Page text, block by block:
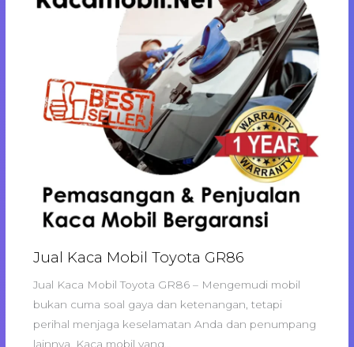
Jual Kaca Mobil Toyota GR86
Jual Kaca Mobil Toyota GR86 – Mengemudi mobil
bukan cuma soal gaya dan ketenangan, tetapi
perihal menjaga keselamatan Anda dan penumpang
lainnya. Kaca mobil yang…